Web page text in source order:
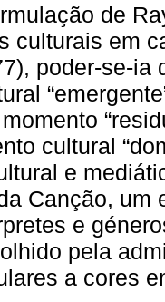
de
culturais em
poder-se-ia
cultural
e
Canção, um
e
pela
a cores